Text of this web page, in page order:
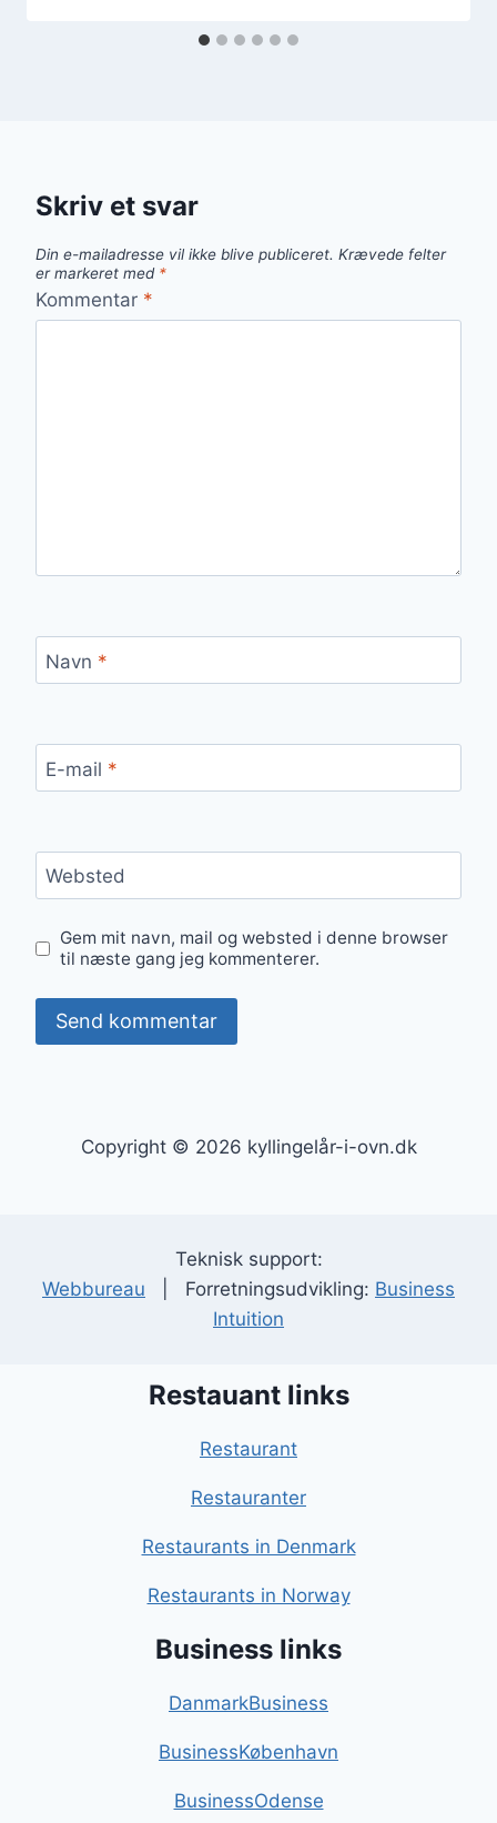
Skriv et svar
Din e-mailadresse vil ikke blive publiceret. Krævede felter
er markeret med *
Kommentar *
Navn *
E-mail *
Websted
Gem mit navn, mail og websted i denne browser
til næste gang jeg kommenterer.
Copyright © 2026 kyllingelår-i-ovn.dk
Teknisk support:
Webbureau | Forretningsudvikling: Business
Intuition
Restauant links
Restaurant
Restauranter
Restaurants in Denmark
Restaurants in Norway
Business links
DanmarkBusiness
BusinessKøbenhavn
BusinessOdense